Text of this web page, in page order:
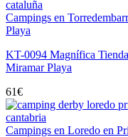
Campings en
Playa
KT-0094 Magnífica
Miramar Playa
61€
Campings en Loredo en